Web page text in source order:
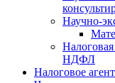
Научно-
НДФЛ
Налоговое